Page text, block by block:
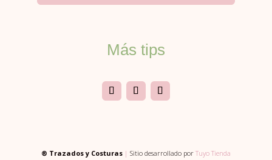
Más tips
® Trazados y Costuras | Sitio desarrollado por Tuyo Tienda